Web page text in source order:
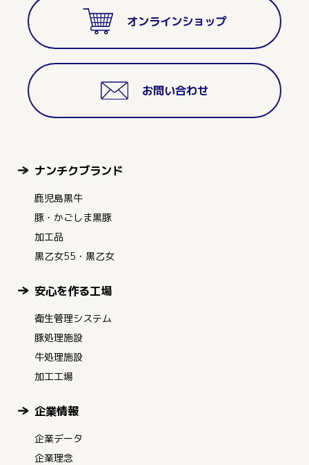
オンラインショップ
お問い合わせ
ナンチクブランド
鹿児島黒牛
豚・かごしま黒豚
加工品
黒乙女55・黒乙女
安心を作る工場
衛生管理システム
豚処理施設
牛処理施設
加工工場
企業情報
企業データ
企業理念